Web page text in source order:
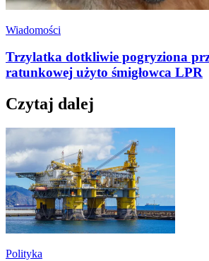
Wiadomości
Trzylatka dotkliwie pogryziona
ratunkowej użyto śmigłowca LPR
Czytaj dalej
Polityka